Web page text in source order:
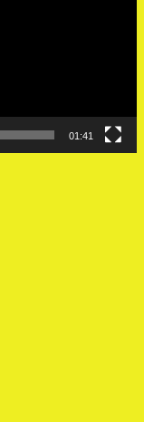
01:41